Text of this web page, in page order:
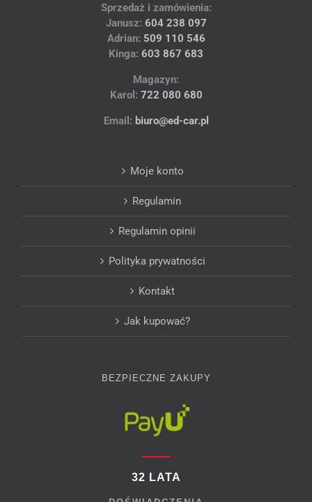
Sprzedaż i zamówienia:
Janusz: 604 238 097
Adrian: 509 110 546
Kinga: 603 867 683
Magazyn:
Karol: 722 080 680
Email: biuro@ed-car.pl
Moje konto
Regulamin
Regulamin opinii
Polityka prywatności
Kontakt
Jak kupować?
BEZPIECZNE ZAKUPY
32 LATA